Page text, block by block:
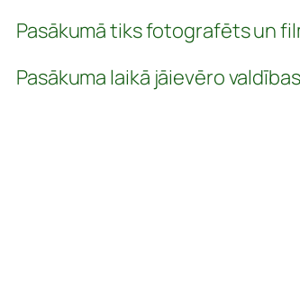
Pasākumā tiks fotografēts un
Pasākuma laikā jāievēro